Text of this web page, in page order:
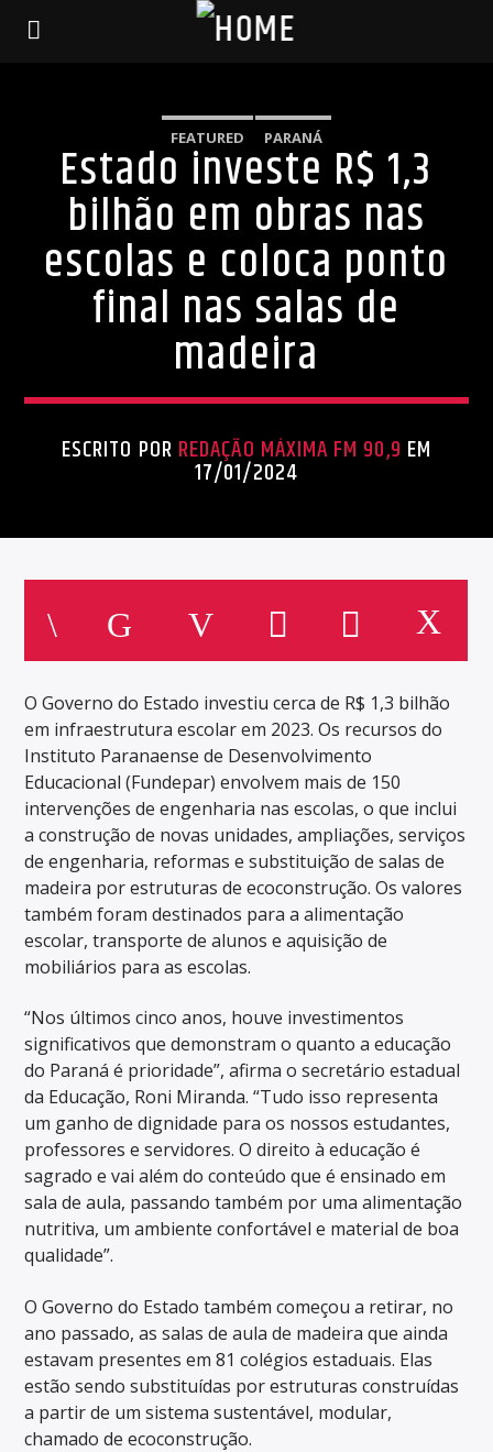
FEATURED PARANÁ
Estado investe R$ 1,3
bilhão em obras nas
escolas e coloca ponto
final nas salas de
madeira
ESCRITO POR REDAÇÃO MÁXIMA FM 90,9 EM
17/01/2024
O Governo do Estado investiu cerca de R$ 1,3 bilhão
em infraestrutura escolar em 2023. Os recursos do
Instituto Paranaense de Desenvolvimento
Educacional (Fundepar) envolvem mais de 150
intervenções de engenharia nas escolas, o que inclui
a construção de novas unidades, ampliações, serviços
de engenharia, reformas e substituição de salas de
madeira por estruturas de ecoconstrução. Os valores
também foram destinados para a alimentação
escolar, transporte de alunos e aquisição de
mobiliários para as escolas.
“Nos últimos cinco anos, houve investimentos
significativos que demonstram o quanto a educação
do Paraná é prioridade”, afirma o secretário estadual
da Educação, Roni Miranda. “Tudo isso representa
um ganho de dignidade para os nossos estudantes,
professores e servidores. O direito à educação é
sagrado e vai além do conteúdo que é ensinado em
sala de aula, passando também por uma alimentação
nutritiva, um ambiente confortável e material de boa
qualidade”.
O Governo do Estado também começou a retirar, no
ano passado, as salas de aula de madeira que ainda
estavam presentes em 81 colégios estaduais. Elas
estão sendo substituídas por estruturas construídas
a partir de um sistema sustentável, modular,
chamado de ecoconstrução.